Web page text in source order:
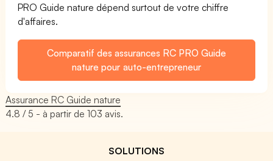
PRO Guide nature dépend surtout de votre chiffre
d'affaires.
Comparatif des assurances RC PRO Guide
nature pour auto-entrepreneur
Assurance RC Guide nature
4.8 / 5 - à partir de103 avis.
SOLUTIONS